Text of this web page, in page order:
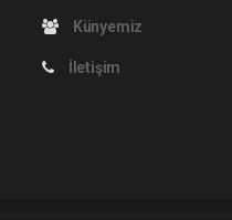
Künyemiz
İletişim